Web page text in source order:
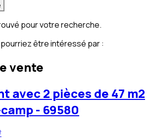
pour votre recherche.
être intéressé par :
vente
avec 2 pièces de 47 m2
- 69580